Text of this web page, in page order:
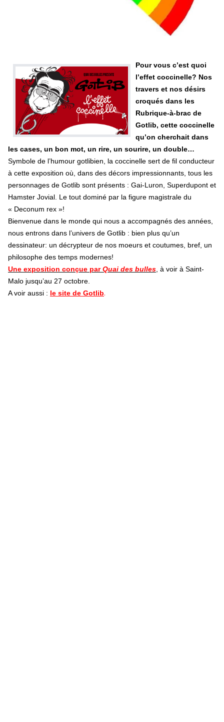
Pour vous c’est quoi
l’effet coccinelle? Nos
travers et nos désirs
croqués dans les
Rubrique-à-brac de
Gotlib, cette coccinelle
qu’on cherchait dans
les cases, un bon mot, un rire, un sourire, un double…
Symbole de l’humour gotlibien, la coccinelle sert de fil conducteur
à cette exposition où, dans des décors impressionnants, tous les
personnages de Gotlib sont présents : Gai-Luron, Superdupont et
Hamster Jovial. Le tout dominé par la figure magistrale du
« Deconum rex »!
Bienvenue dans le monde qui nous a accompagnés des années,
nous entrons dans l’univers de Gotlib : bien plus qu’un
dessinateur: un décrypteur de nos moeurs et coutumes, bref, un
philosophe des temps modernes!
Une exposition conçue parQuai des bulles , à voir à Saint-
Malo jusqu’au 27 octobre.
A voir aussi : le site de Gotlib.